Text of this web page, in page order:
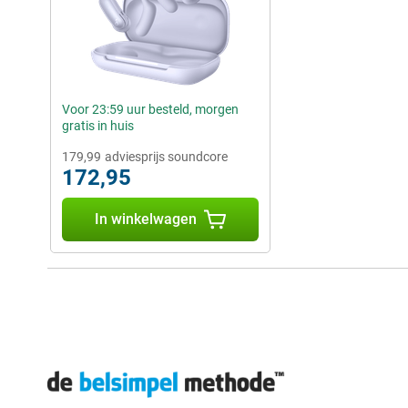
Voor 23:59 uur besteld, morgen
gratis in huis
179,99 adviesprijs soundcore
172,95
In winkelwagen